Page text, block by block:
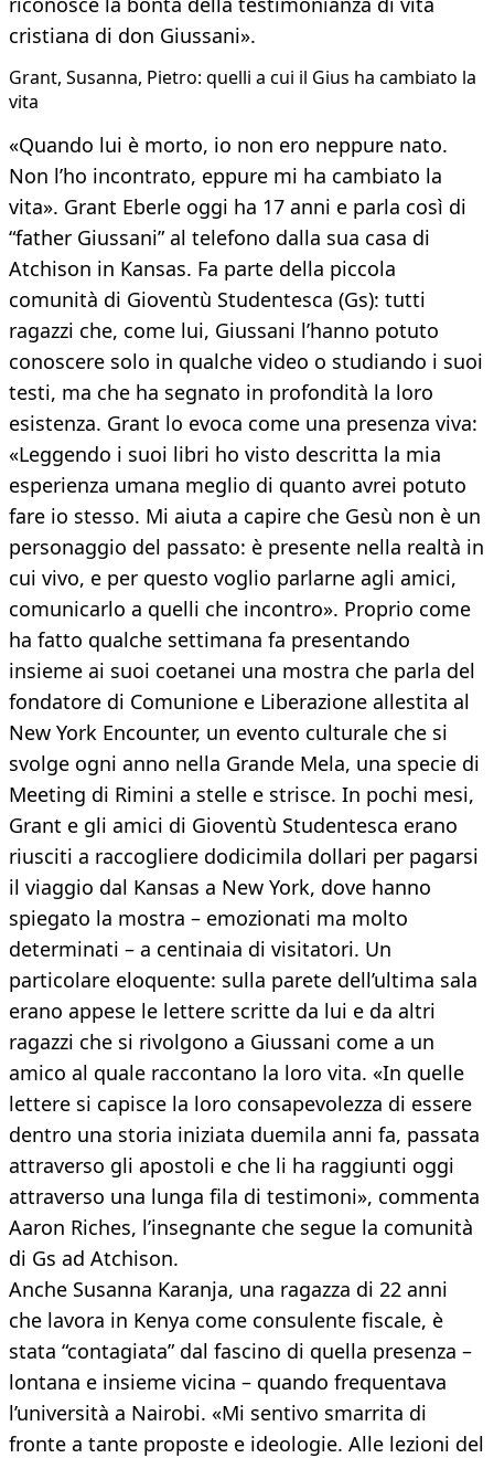
cristiana di don Giussani».
Grant, Susanna, Pietro: quelli a cui il Gius ha cambiato la
vita
«Quando lui è morto, io non ero neppure nato.
Non l’ho incontrato, eppure mi ha cambiato la
vita». Grant Eberle oggi ha 17 anni e parla così di
“father Giussani” al telefono dalla sua casa di
Atchison in Kansas. Fa parte della piccola
comunità di Gioventù Studentesca (Gs): tutti
ragazzi che, come lui, Giussani l’hanno potuto
conoscere solo in qualche video o studiando i suoi
testi, ma che ha segnato in profondità la loro
esistenza. Grant lo evoca come una presenza viva:
«Leggendo i suoi libri ho visto descritta la mia
esperienza umana meglio di quanto avrei potuto
fare io stesso. Mi aiuta a capire che Gesù non è un
personaggio del passato: è presente nella realtà in
cui vivo, e per questo voglio parlarne agli amici,
comunicarlo a quelli che incontro». Proprio come
ha fatto qualche settimana fa presentando
insieme ai suoi coetanei una mostra che parla del
fondatore di Comunione e Liberazione allestita al
New York Encounter, un evento culturale che si
svolge ogni anno nella Grande Mela, una specie di
Meeting di Rimini a stelle e strisce. In pochi mesi,
Grant e gli amici di Gioventù Studentesca erano
riusciti a raccogliere dodicimila dollari per pagarsi
il viaggio dal Kansas a New York, dove hanno
spiegato la mostra – emozionati ma molto
determinati – a centinaia di visitatori. Un
particolare eloquente: sulla parete dell’ultima sala
erano appese le lettere scritte da lui e da altri
ragazzi che si rivolgono a Giussani come a un
amico al quale raccontano la loro vita. «In quelle
lettere si capisce la loro consapevolezza di essere
dentro una storia iniziata duemila anni fa, passata
attraverso gli apostoli e che li ha raggiunti oggi
attraverso una lunga fila di testimoni», commenta
Aaron Riches, l’insegnante che segue la comunità
di Gs ad Atchison.
Anche Susanna Karanja, una ragazza di 22 anni
che lavora in Kenya come consulente fiscale, è
stata “contagiata” dal fascino di quella presenza –
lontana e insieme vicina – quando frequentava
l’università a Nairobi. «Mi sentivo smarrita di
fronte a tante proposte e ideologie. Alle lezioni del